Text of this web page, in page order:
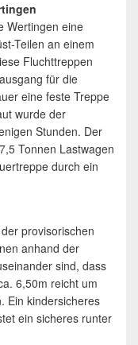
Wertingen eine
Teilen an einem
Fluchttreppen
für die
eine feste Treppe
wurde der
Stunden. Der
Tonnen Lastwagen
durch ein
provisorischen
anhand der
sind, dass
6,50m reicht um
Ein kindersicheres
ein sicheres runter